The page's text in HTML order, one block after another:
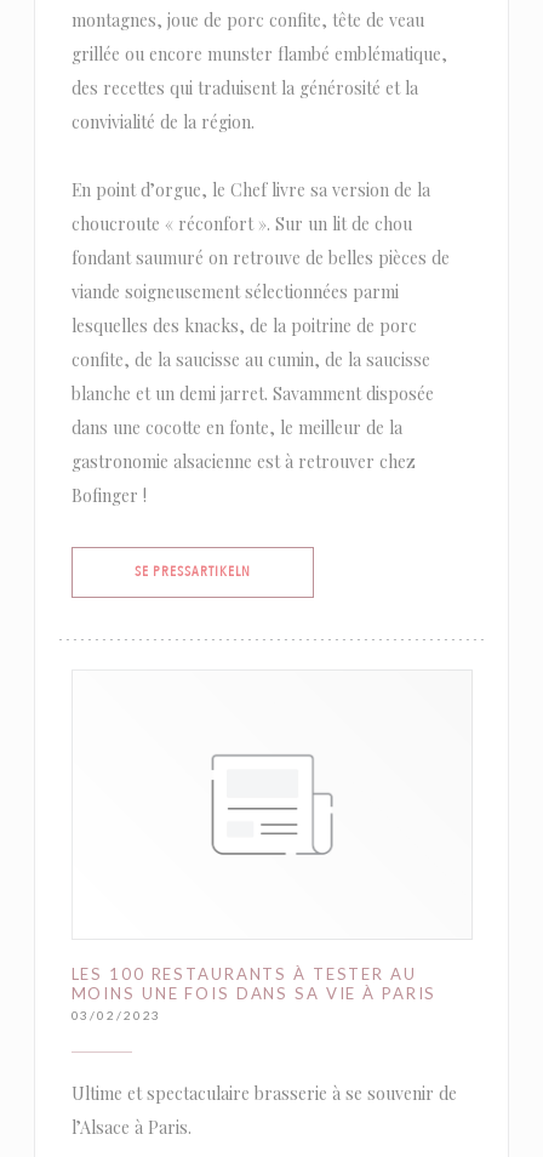
montagnes, joue de porc confite, tête de veau
grillée ou encore munster flambé emblématique,
des recettes qui traduisent la générosité et la
convivialité de la région.
En point d’orgue, le Chef livre sa version de la
choucroute « réconfort ». Sur un lit de chou
fondant saumuré on retrouve de belles pièces de
viande soigneusement sélectionnées parmi
lesquelles des knacks, de la poitrine de porc
confite, de la saucisse au cumin, de la saucisse
blanche et un demi jarret. Savamment disposée
dans une cocotte en fonte, le meilleur de la
gastronomie alsacienne est à retrouver chez
Bofinger !
SE PRESSARTIKELN
LES 100 RESTAURANTS À TESTER AU
MOINS UNE FOIS DANS SA VIE À PARIS
03/02/2023
Ultime et spectaculaire brasserie à se souvenir de
l’Alsace à Paris.